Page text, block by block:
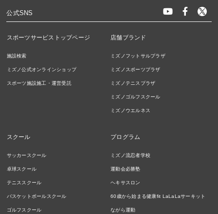
公式SNS
スポーツサービストップページ
施設検索
ミズノ公式オンラインショップ
スポーツ施設施工・運営受託
店舗ブランド
ミズノフットサルプラザ
ミズノスポーツプラザ
ミズノテニスプラザ
ミズノゴルフスクール
ミズノウエルネス
スクール
サッカースクール
卓球スクール
テニススクール
バスケットボールスクール
ゴルフスクール
プログラム
ミズノ流忍者学校
運動会必勝塾
ヘキサスロン
60歳から始まる健康fit LaLaLaサーキット
ながら運動